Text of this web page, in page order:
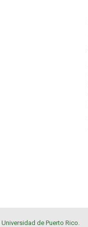
Universidad de Puerto Rico